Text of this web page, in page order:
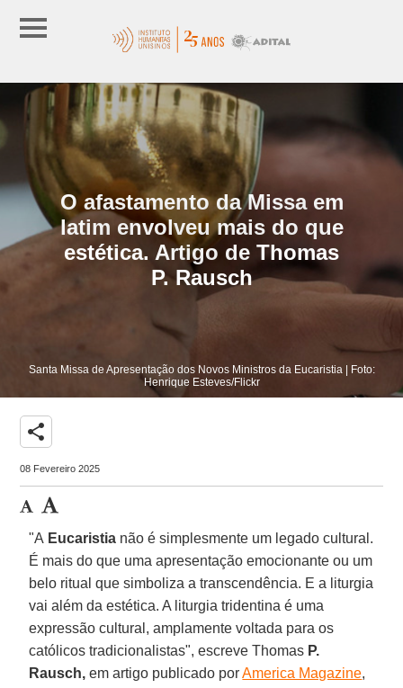
O afastamento da Missa em
latim envolveu mais do que
estética. Artigo de Thomas
P. Rausch
Santa Missa de Apresentação dos Novos Ministros da Eucaristia | Foto:
Henrique Esteves/Flickr
share
08 Fevereiro 2025
"A Eucaristia não é simplesmente um legado cultural.
É mais do que uma apresentação emocionante ou um
belo ritual que simboliza a transcendência. E a liturgia
vai além da estética. A liturgia tridentina é uma
expressão cultural, amplamente voltada para os
católicos tradicionalistas", escreve Thomas P.
Rausch,em artigo publicado porAmerica Magazine,